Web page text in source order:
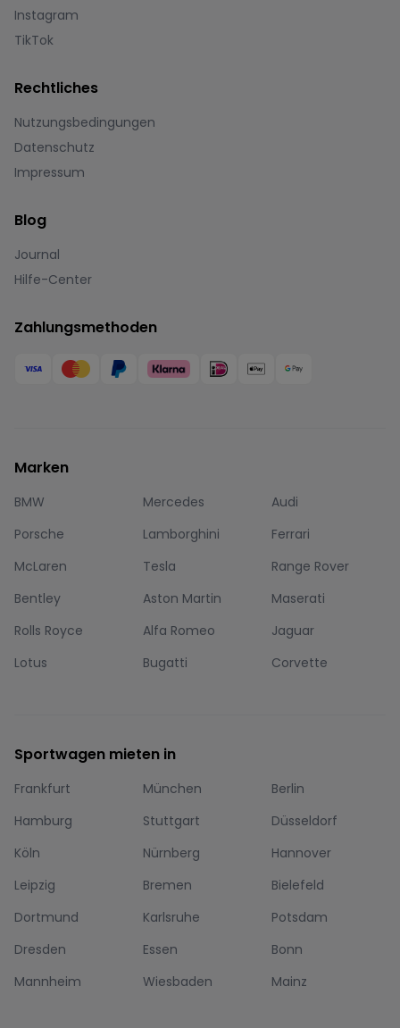
Instagram
TikTok
Rechtliches
Nutzungsbedingungen
Datenschutz
Impressum
Blog
Journal
Hilfe-Center
Zahlungsmethoden
Marken
BMW Mercedes
Audi
Porsche
Lamborghini
Ferrari
McLaren
Tesla
Range Rover
Bentley
Aston Martin
Maserati
Rolls Royce
Alfa Romeo
Jaguar
Lotus
Bugatti Corvette
Sportwagen mieten in
Frankfurt München
Berlin
Hamburg
Stuttgart
Düsseldorf
Köln
Nürnberg
Hannover
Leipzig
Bremen
Bielefeld
Dortmund
Karlsruhe
Potsdam
Dresden
Essen
Bonn
Mannheim
Wiesbaden Mainz